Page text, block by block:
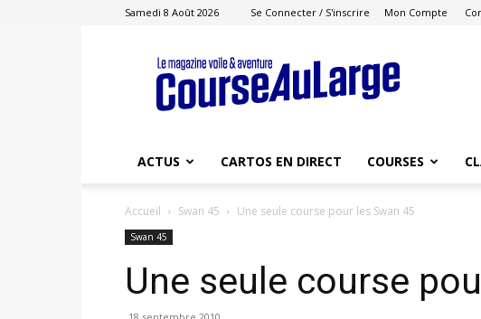
Samedi 8 Août 2026 Se Connecter / S'inscrire Mon Compte
Course
au
Large
ACTUS CARTOS EN DIRECT COURSES
Accueil Swan 45 Une seule course pour les Swan 45
Swan 45
Une seule course